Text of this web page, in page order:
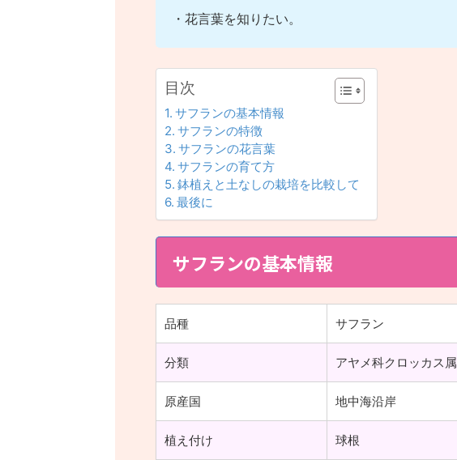
・花言葉を知りたい。
目次
サフランの基本情報
サフランの特徴
サフランの花言葉
サフランの育て方
鉢植えと土なしの栽培を比較して
最後に
サフランの基本情報
品種 サフラン
分類 アヤメ科クロッカス属
原産国 地中海沿岸
植え付け 球根